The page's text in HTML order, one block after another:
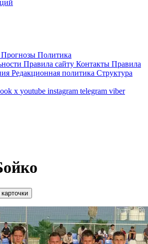
Прогнозы Политика
Правила сайту Контакты Правила
Редакционная политика Структура
x youtube instagram telegram viber